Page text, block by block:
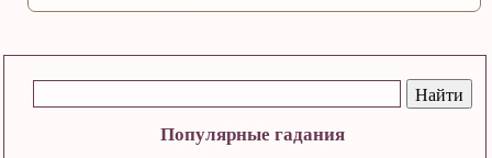
Популярные гадания